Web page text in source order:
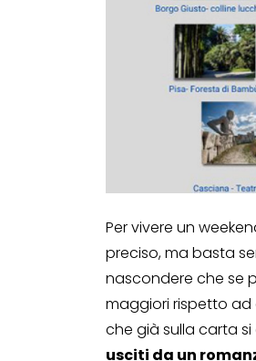
Per vivere un
preciso, ma basta
nascondere che se
maggiori rispetto ad
che già sulla carta
usciti da un